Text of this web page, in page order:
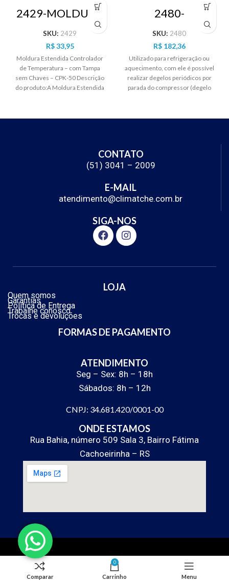
2429-MOLDURA
CONTROLADOR
TEMPERATURA
SKU: 2429
R$33,95
Moldura Estendida Controlador
de Temperatura – com Tampa
sem Chaves – CPK-50 Descrição
do produto:A Moldura Estendida
2480-
CONTROLADOR
DE
TEMPERATURA
FULLGAUGE
MT512E – 2HP
SKU: 2480
R$182,36
Utilizado para refrigeração ou
aquecimento, com ele é possível
realizar degelos periódicos por
parada do compressor (degelo
CONTATO
(51) 3041 – 2009
E-MAIL
atendimento@climatche.com.br
SIGA-NOS
LOJA
Quem somos
Garantias
Política de Entrega
Trabalhe conosco
Trocas e devoluções
FORMAS DE PAGAMENTO
ATENDIMENTO
Seg – Sex: 8h – 18h
Sábados: 8h – 12h
CNPJ: 34.681.420/0001-00
ONDE ESTAMOS
Rua Bahia, número 509 Sala 3, Bairro Fátima
Cachoeirinha – RS
Comparar
0
Carrinho Menu